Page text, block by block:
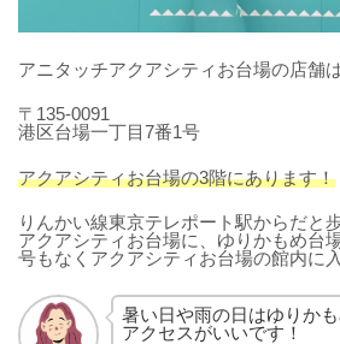
アニタッチアクアシティお台場の店舗は
〒135-0091
港区台場一丁目7番1号
アクアシティお台場の3階にあります！
りんかい線東京テレポート駅からだと
アクアシティお台場に、ゆりかもめ台
号もなくアクアシティお台場の館内に入
暑い日や雨の日はゆりか
アクセスがいいです！